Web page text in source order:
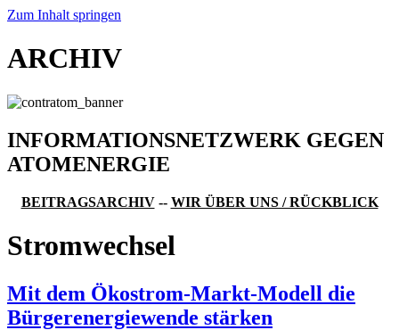
Zum Inhalt springen
ARCHIV
INFORMATIONSNETZWERK GEGEN
ATOMENERGIE
BEITRAGSARCHIV-- WIR ÜBER UNS / RÜCKBLICK
Stromwechsel
Mit dem Ökostrom-Markt-Modell die
Bürgerenergiewende stärken